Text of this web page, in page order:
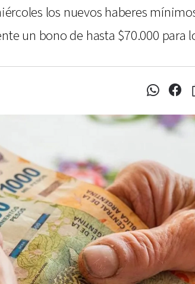
los nuevos haberes
un bono de hasta $70.000 para